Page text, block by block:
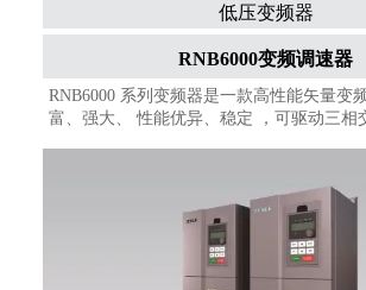
低压变频器
RNB6000变频调速器
RNB6000 系列变频器是一款高性能矢量变
富、强大、 性能优异、稳定 ，可驱动三相
的动态性能、超强的过载能力。支持多种 I/
种 PG 板卡、多种通信扩展板卡，广泛应用
产设备及各类自动化生产线